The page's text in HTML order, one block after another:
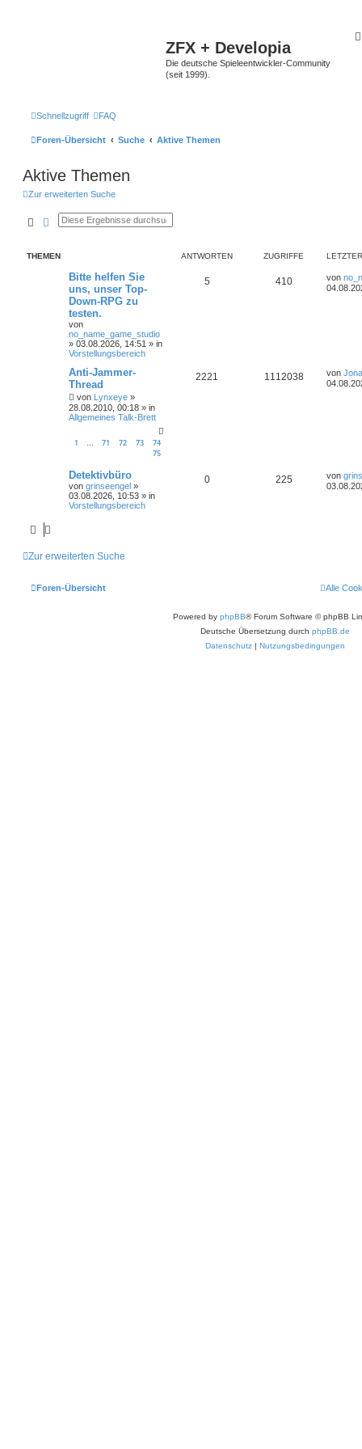
ZFX + Developia
Die deutsche Spieleentwickler-Community
(seit 1999).
Schnellzugriff FAQ
Foren-Übersicht Suche Aktive Themen
Aktive Themen
Zur erweiterten Suche
SucheErweiterte Suche
THEMEN ANTWORTEN ZUGRIFFE
Bitte helfen Sie
uns, unser Top-
Down-RPG zu
testen.
von
no_name_game_studio
» 03.08.2026, 14:51 » in
Vorstellungsbereich
5 410 von
Anti-Jammer-
Thread
von Lynxeye »
28.08.2010, 00:18 » in
Allgemeines Talk-Brett
1 … 71 72 73
74
75
2221 1112038 von
Detektivbüro
von grinseengel »
03.08.2026, 10:53 » in
Vorstellungsbereich
0 225 von
Zur erweiterten Suche
Foren-Übersicht Alle
Powered by phpBB® Forum Software © phpBB
Deutsche Übersetzung durch phpBB.de
Datenschutz | Nutzungsbedingungen